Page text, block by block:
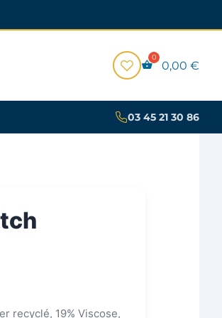
0,00 €
03 45 21 30 86
recyclé, 19% Viscose,